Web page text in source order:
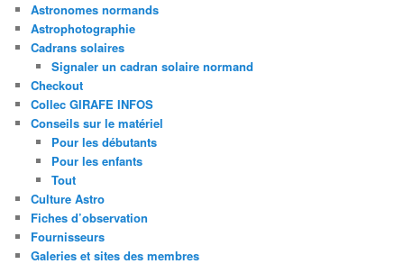
Astronomes normands
Astrophotographie
Cadrans solaires
Signaler un cadran solaire normand
Checkout
Collec GIRAFE INFOS
Conseils sur le matériel
Pour les débutants
Pour les enfants
Tout
Culture Astro
Fiches d’observation
Fournisseurs
Galeries et sites des membres